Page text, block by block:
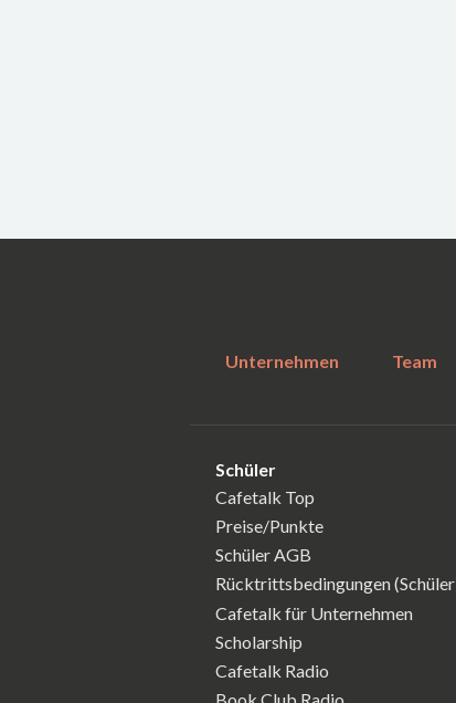
Unternehmen Team
Schüler
Cafetalk Top
Preise/Punkte
Schüler AGB
Rücktrittsbedingungen
Cafetalk für Unternehmen
Scholarship
Cafetalk Radio